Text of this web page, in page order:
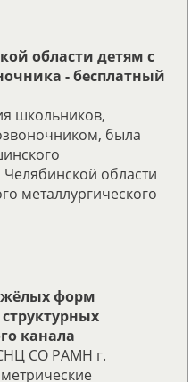
области детям с
- бесплатный
школьников,
была
области
металлургического
форм
канала
СО РАМН г.